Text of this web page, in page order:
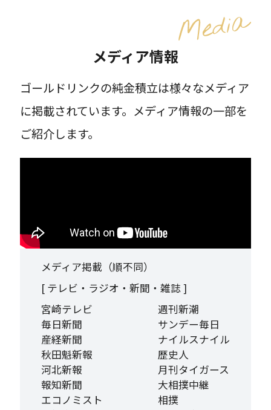
メディア情報
ゴールドリンクの純金積立は様々なメディア
に掲載されています。メディア情報の一部を
ご紹介します。
メディア掲載（順不同）
[ テレビ・ラジオ・新聞・雑誌 ]
宮崎テレビ
毎日新聞
産経新聞
秋田魁新報
河北新報
報知新聞
エコノミスト
週刊新潮
サンデー毎日
ナイルスナイル
歴史人
月刊タイガース
大相撲中継
相撲